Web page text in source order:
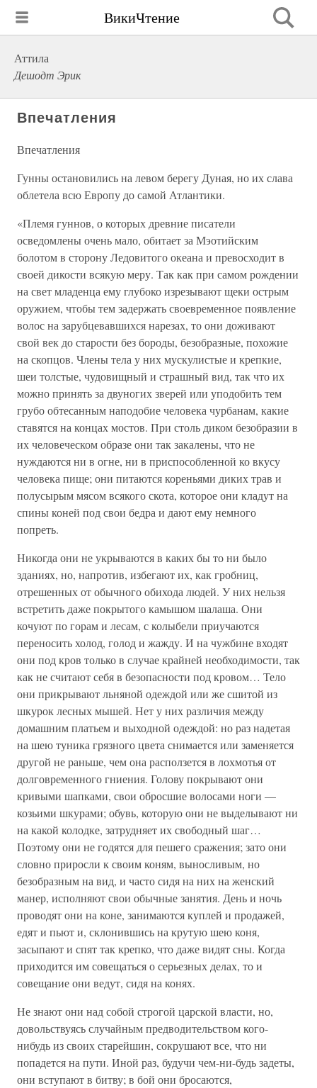
ВикиЧтение
Аттила
Дешодт Эрик
Впечатления
Впечатления
Гунны остановились на левом берегу Дуная, но их слава
облетела всю Европу до самой Атлантики.
«Племя гуннов, о которых древние писатели
осведомлены очень мало, обитает за Мэотийским
болотом в сторону Ледовитого океана и превосходит в
своей дикости всякую меру. Так как при самом рождении
на свет младенца ему глубоко изрезывают щеки острым
оружием, чтобы тем задержать своевременное появление
волос на зарубцевавшихся нарезах, то они доживают
свой век до старости без бороды, безобразные, похожие
на скопцов. Члены тела у них мускулистые и крепкие,
шеи толстые, чудовищный и страшный вид, так что их
можно принять за двуногих зверей или уподобить тем
грубо обтесанным наподобие человека чурбанам, какие
ставятся на концах мостов. При столь диком безобразии в
их человеческом образе они так закалены, что не
нуждаются ни в огне, ни в приспособленной ко вкусу
человека пище; они питаются кореньями диких трав и
полусырым мясом всякого скота, которое они кладут на
спины коней под свои бедра и дают ему немного
попреть.
Никогда они не укрываются в каких бы то ни было
зданиях, но, напротив, избегают их, как гробниц,
отрешенных от обычного обихода людей. У них нельзя
встретить даже покрытого камышом шалаша. Они
кочуют по горам и лесам, с колыбели приучаются
переносить холод, голод и жажду. И на чужбине входят
они под кров только в случае крайней необходимости, так
как не считают себя в безопасности под кровом… Тело
они прикрывают льняной одеждой или же сшитой из
шкурок лесных мышей. Нет у них различия между
домашним платьем и выходной одеждой: но раз надетая
на шею туника грязного цвета снимается или заменяется
другой не раньше, чем она расползется в лохмотья от
долговременного гниения. Голову покрывают они
кривыми шапками, свои обросшие волосами ноги —
козьими шкурами; обувь, которую они не выделывают ни
на какой колодке, затрудняет их свободный шаг…
Поэтому они не годятся для пешего сражения; зато они
словно приросли к своим коням, выносливым, но
безобразным на вид, и часто сидя на них на женский
манер, исполняют свои обычные занятия. День и ночь
проводят они на коне, занимаются куплей и продажей,
едят и пьют и, склонившись на крутую шею коня,
засыпают и спят так крепко, что даже видят сны. Когда
приходится им совещаться о серьезных делах, то и
совещание они ведут, сидя на конях.
Не знают они над собой строгой царской власти, но,
довольствуясь случайным предводительством кого-
нибудь из своих старейшин, сокрушают все, что ни
попадется на пути. Иной раз, будучи чем-ни-будь задеты,
они вступают в битву; в бой они бросаются,